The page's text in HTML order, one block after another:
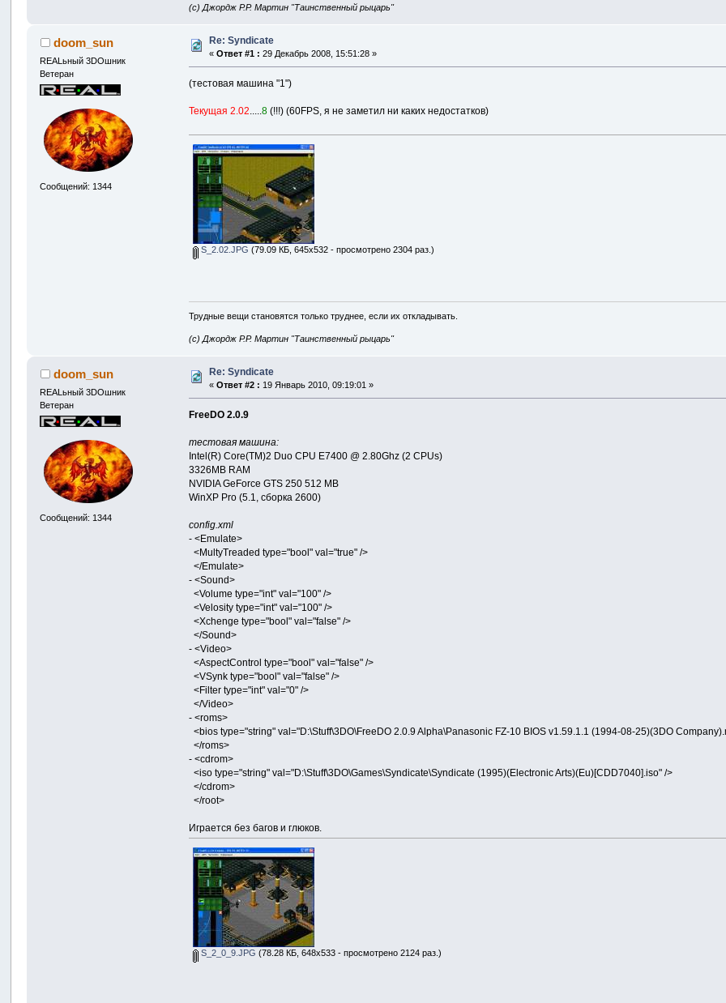
(с) Джордж Р.Р. Мартин "Таинственный рыцарь"
doom_sun
REALьный 3DOшник
Ветеран
Сообщений: 1344
Re: Syndicate
«Ответ #1 : 29 Декабрь 2008, 15:51:28 »
(тестовая машина "1")
Текущая 2.02.....8 (!!!) (60FPS, я не заметил ни каких недостатков)
S_2.02.JPG (79.09 КБ, 645x532 - просмотрено 2304 раз.)
Трудные вещи становятся только труднее, если их откладывать.
(с) Джордж Р.Р. Мартин "Таинственный рыцарь"
doom_sun
REALьный 3DOшник
Ветеран
Сообщений: 1344
Re: Syndicate
«Ответ #2 : 19 Январь 2010, 09:19:01 »
FreeDO 2.0.9
тестовая машина:
Intel(R) Core(TM)2 Duo CPU E7400 @ 2.80Ghz (2 CPUs)
3326MB RAM
NVIDIA GeForce GTS 250 512 MB
WinXP Pro (5.1, сборка 2600)
config.xml
- <Emulate>
<MultyTreaded type="bool" val="true" />
</Emulate>
- <Sound>
<Volume type="int" val="100" />
<Velosity type="int" val="100" />
<Xchenge type="bool" val="false" />
</Sound>
- <Video>
<AspectControl type="bool" val="false" />
<VSynk type="bool" val="false" />
<Filter type="int" val="0" />
</Video>
- <roms>
<bios type="string" val="D:\Stuff\3DO\FreeDO 2.0.9 Alpha\Panasonic FZ-10 BIOS v1.59.1.1 (1994-08-25)(3DO
</roms>
- <cdrom>
<iso type="string" val="D:\Stuff\3DO\Games\Syndicate\Syndicate (1995)(Electronic Arts)(Eu)[CDD7040].iso" />
</cdrom>
</root>
Играется без багов и глюков.
S_2_0_9.JPG (78.28 КБ, 648x533 - просмотрено 2124 раз.)